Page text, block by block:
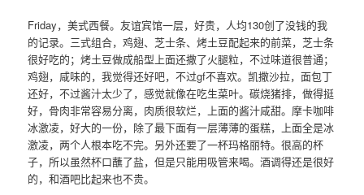
Friday，美式西餐。友谊宾馆一层，好贵，人均130创了没钱的我
的记录。三式组合，鸡翅、芝士条、烤土豆配起来的前菜，芝士条
很好吃的；烤土豆做成船型上面还撒了火腿粒，不过味道很普通；
鸡翅，咸味的，我觉得还好吧，不过gf不喜欢。凯撒沙拉，面包丁
还好，不过酱汁太少了，感觉就像在吃生菜叶。碳烧猪排，做得挺
好，骨肉非常容易分离，肉质很软烂，上面的酱汁咸甜。摩卡咖啡
冰激凌，好大的一份，除了最下面有一层薄薄的蛋糕，上面全是冰
激凌，两个人根本吃不完。另外还要了一杯玛格丽特。很高的杯
子，所以虽然杯口蘸了盐，但是只能用吸管来喝。酒调得还是很好
的，和酒吧比起来也不贵。